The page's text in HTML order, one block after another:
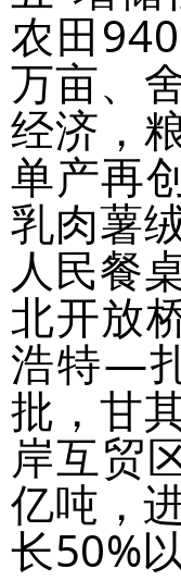
农田
万亩、
经济，
单产再
乳肉薯
人民餐
北开放
浩特—
批，甘
岸互贸
亿吨，
长50%以